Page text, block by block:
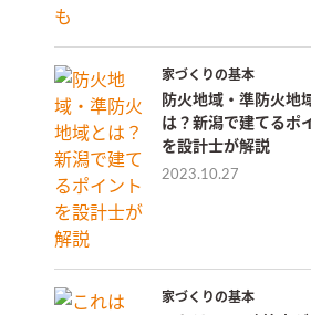
家づくりの基本
防火地域・準防火地
は？新潟で建てるポ
を設計士が解説
2023.10.27
家づくりの基本